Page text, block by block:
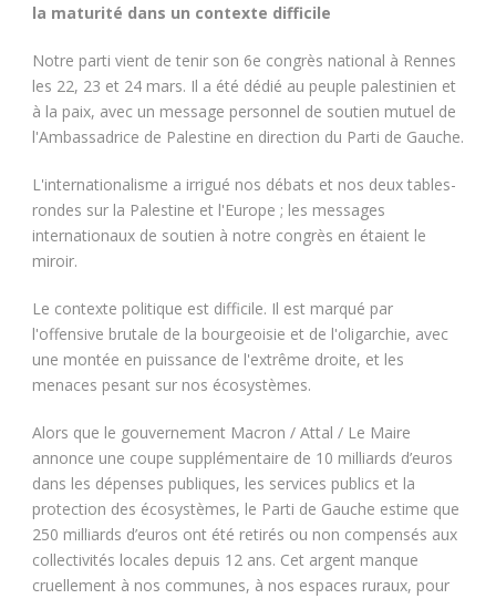
la maturité dans un contexte difficile
Notre parti vient de tenir son 6e congrès national à Rennes
les 22, 23 et 24 mars. Il a été dédié au peuple palestinien et
à la paix, avec un message personnel de soutien mutuel de
l'Ambassadrice de Palestine en direction du Parti de Gauche.
L'internationalisme a irrigué nos débats et nos deux tables-
rondes sur la Palestine et l'Europe ; les messages
internationaux de soutien à notre congrès en étaient le
miroir.
Le contexte politique est difficile. Il est marqué par
l'offensive brutale de la bourgeoisie et de l'oligarchie, avec
une montée en puissance de l'extrême droite, et les
menaces pesant sur nos écosystèmes.
Alors que le gouvernement Macron / Attal / Le Maire
annonce une coupe supplémentaire de 10 milliards d’euros
dans les dépenses publiques, les services publics et la
protection des écosystèmes, le Parti de Gauche estime que
250 milliards d’euros ont été retirés ou non compensés aux
collectivités locales depuis 12 ans. Cet argent manque
cruellement à nos communes, à nos espaces ruraux, pour